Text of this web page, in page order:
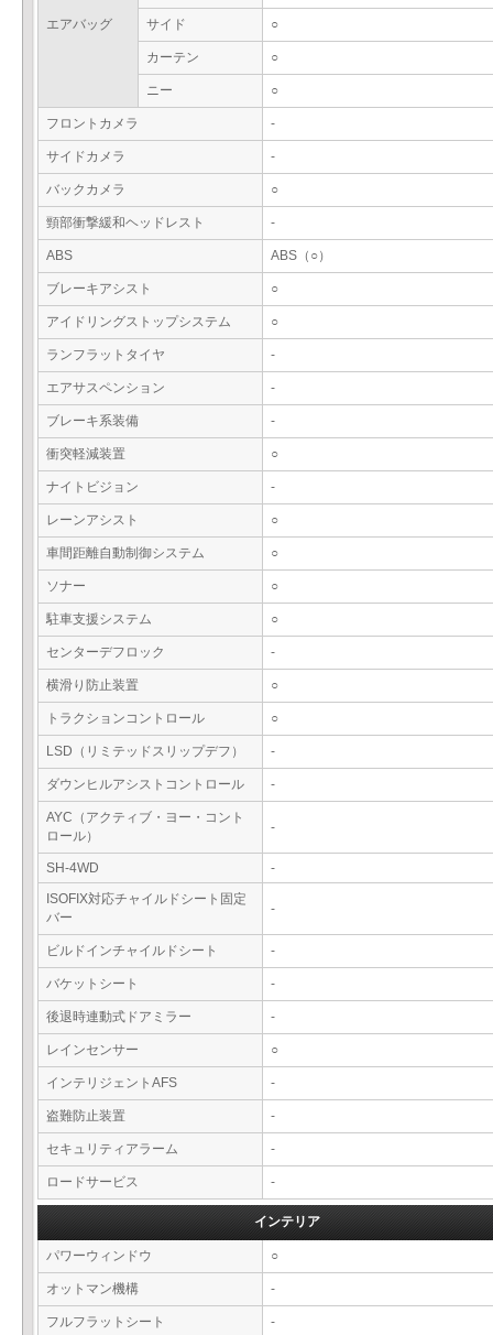
エアバッグ サイド ○
カーテン ○
ニー ○
フロントカメラ -
サイドカメラ -
バックカメラ ○
頸部衝撃緩和ヘッドレスト -
ABS ABS（○）
ブレーキアシスト ○
アイドリングストップシステム ○
ランフラットタイヤ -
エアサスペンション -
ブレーキ系装備 -
衝突軽減装置 ○
ナイトビジョン -
レーンアシスト ○
車間距離自動制御システム ○
ソナー ○
駐車支援システム ○
センターデフロック -
横滑り防止装置 ○
トラクションコントロール ○
LSD（リミテッドスリップデフ） -
ダウンヒルアシストコントロール -
AYC（アクティブ・ヨー・コント
ロール）
-
SH-4WD
-
ISOFIX対応チャイルドシート固定
バー
-
ビルドインチャイルドシート -
バケットシート -
後退時連動式ドアミラー -
レインセンサー ○
インテリジェントAFS -
盗難防止装置 -
セキュリティアラーム -
ロードサービス -
インテリア
パワーウィンドウ ○
オットマン機構 -
フルフラットシート -